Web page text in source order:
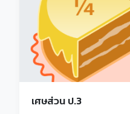
เศษส่วน ป.3